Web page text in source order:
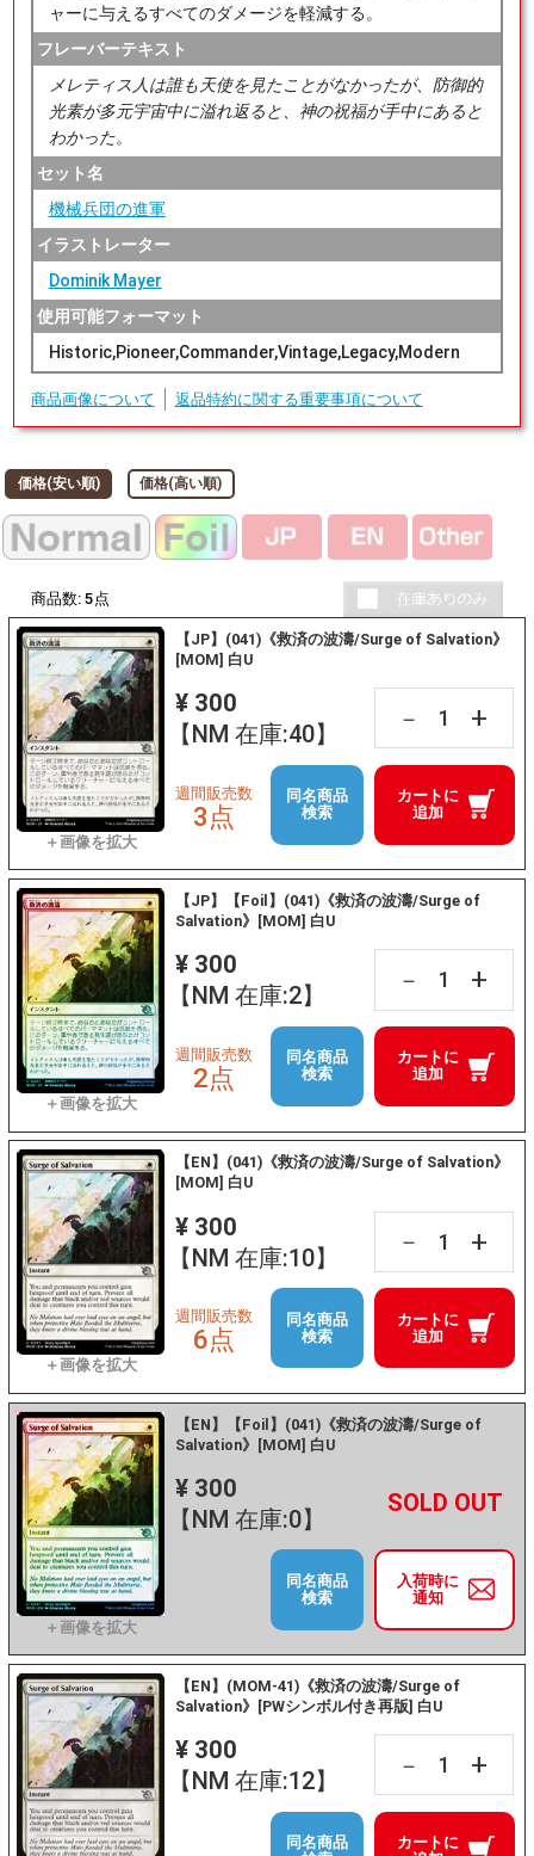
ャーに与えるすべてのダメージを軽減する。
フレーバーテキスト
メレティス人は誰も天使を見たことがなかったが、防御的
光素が多元宇宙中に溢れ返ると、神の祝福が手中にあると
わかった。
セット名
機械兵団の進軍
イラストレーター
Dominik Mayer
使用可能フォーマット
Historic,Pioneer,Commander,Vintage,Legacy,Modern
商品画像について 返品特約に関する重要事項について
価格(安い順) 価格(高い順)
商品数: 5 点
【JP】(041)《救済の波濤/Surge of Salvation》
[MOM] 白U
¥ 300
【NM 在庫:40】
－ +
カートに
追加
週間販売数
3点
同名商品
検索
【JP】【Foil】(041)《救済の波濤/Surge of
Salvation》[MOM] 白U
¥ 300
【NM 在庫:2】
－ +
カートに
追加
週間販売数
2点
同名商品
検索
【EN】(041)《救済の波濤/Surge of Salvation》
[MOM] 白U
¥ 300
【NM 在庫:10】
－ +
カートに
追加
週間販売数
6点
同名商品
検索
【EN】【Foil】(041)《救済の波濤/Surge of
Salvation》[MOM] 白U
¥ 300
【NM 在庫:0】
－ +
入荷時に
通知
同名商品
検索
【EN】(MOM-41)《救済の波濤/Surge of
Salvation》[PWシンボル付き再版] 白U
¥ 300
【NM 在庫:12】
－ +
カートに
同名商品